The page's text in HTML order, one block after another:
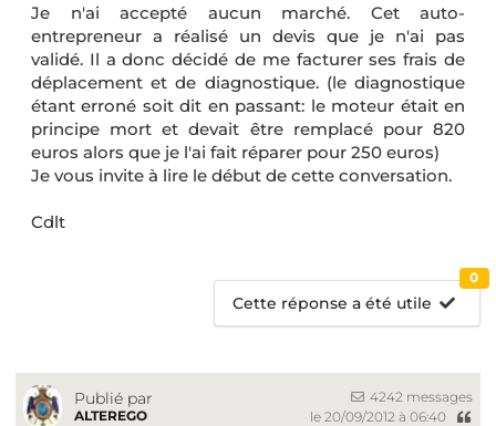
Je n'ai accepté aucun marché. Cet auto-
entrepreneur a réalisé un devis que je n'ai pas
validé. Il a donc décidé de me facturer ses frais de
déplacement et de diagnostique. (le diagnostique
étant erroné soit dit en passant: le moteur était en
principe mort et devait être remplacé pour 820
euros alors que je l'ai fait réparer pour 250 euros)
Je vous invite à lire le début de cette conversation.
Cdlt
Cette réponse a été utile
0
Publié par
ALTEREGO
4242 messages
le 20/09/2012 à 06:40